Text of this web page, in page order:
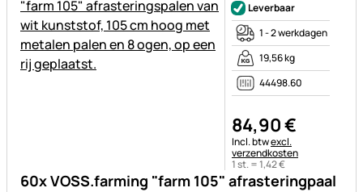
60x VOSS.farming "farm 105" afrasteringpaal
Leverbaar
1 - 2 werkdagen
19,56 kg
44498.60
84,90€
Belastinginformatie:
Incl. btwexcl.
verzendkosten
1 st. =1,42€